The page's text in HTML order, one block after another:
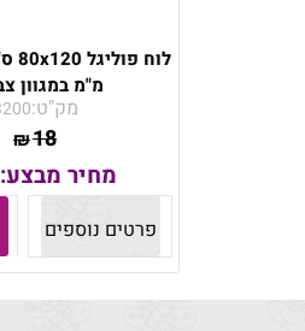
מ"מ במגוון
מק"ט:
₪18
מחיר מבצע:
פרטים נוספים